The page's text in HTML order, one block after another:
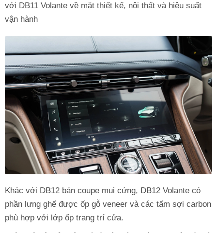
với DB11 Volante về mặt thiết kế, nội thất và hiệu suất
vận hành
Khác với DB12 bản coupe mui cứng, DB12 Volante có
phần lưng ghế được ốp gỗ veneer và các tấm sợi carbon
phù hợp với lớp ốp trang trí cửa.